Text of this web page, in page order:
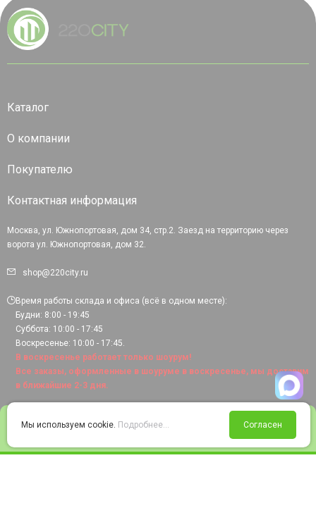
Войти Избранное Корзина
Каталог
О компании
Покупателю
Контактная информация
Москва, ул. Южнопортовая, дом 34, стр.2. Заезд на территорию через
ворота ул. Южнопортовая, дом 32.
shop@220city.ru
Время работы склада и офиса (всё в одном месте):
Будни: 8:00 - 19:45
Суббота: 10:00 - 17:45
Воскресенье: 10:00 - 17:45.
В воскресенье работает только шоурум!
Все заказы, оформленные в шоуруме в воскресенье, мы доставим
в ближайшие 2-3 дня.
Мы используем cookie. Подробнее... Согласен